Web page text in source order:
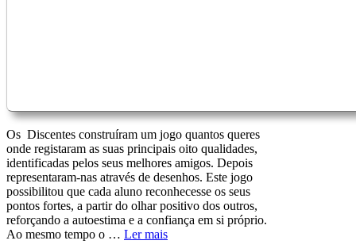
Os Discentes construíram um jogo quantos queres
onde registaram as suas principais oito qualidades,
identificadas pelos seus melhores amigos. Depois
representaram-nas através de desenhos. Este jogo
possibilitou que cada aluno reconhecesse os seus
pontos fortes, a partir do olhar positivo dos outros,
reforçando a autoestima e a confiança em si próprio.
Ao mesmo tempo o … Ler mais